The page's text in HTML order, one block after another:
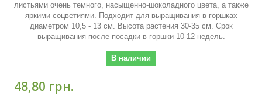
листьями очень темного, насыщенно-шоколадного цвета, а также
яркими соцветиями. Подходит для выращивания в горшках
диаметром 10,5 - 13 см. Высота растения 30-35 см. Срок
выращивания после посадки в горшки 10-12 недель.
В наличии
48,80 грн.